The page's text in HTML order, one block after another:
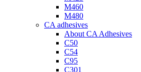
M460
M480
CA adhesives
About CA Adhesives
C50
C54
C95
C301